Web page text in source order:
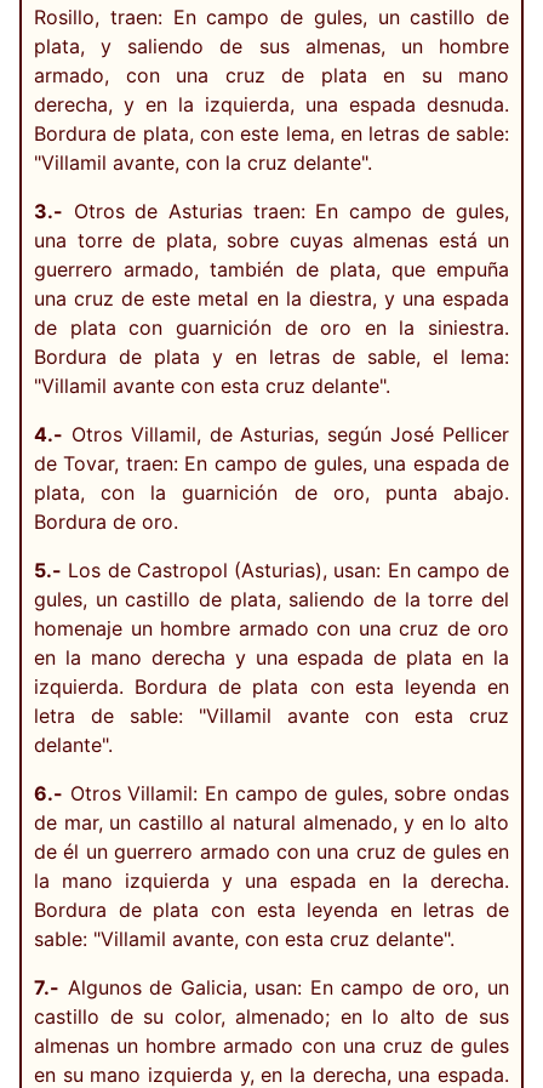
Rosillo, traen: En campo de gules, un castillo de
plata, y saliendo de sus almenas, un hombre
armado, con una cruz de plata en su mano
derecha, y en la izquierda, una espada desnuda.
Bordura de plata, con este lema, en letras de sable:
"Villamil avante, con la cruz delante".
3.- Otros de Asturias traen: En campo de gules,
una torre de plata, sobre cuyas almenas está un
guerrero armado, también de plata, que empuña
una cruz de este metal en la diestra, y una espada
de plata con guarnición de oro en la siniestra.
Bordura de plata y en letras de sable, el lema:
"Villamil avante con esta cruz delante".
4.- Otros Villamil, de Asturias, según José Pellicer
de Tovar, traen: En campo de gules, una espada de
plata, con la guarnición de oro, punta abajo.
Bordura de oro.
5.- Los de Castropol (Asturias), usan: En campo de
gules, un castillo de plata, saliendo de la torre del
homenaje un hombre armado con una cruz de oro
en la mano derecha y una espada de plata en la
izquierda. Bordura de plata con esta leyenda en
letra de sable: "Villamil avante con esta cruz
delante".
6.- Otros Villamil: En campo de gules, sobre ondas
de mar, un castillo al natural almenado, y en lo alto
de él un guerrero armado con una cruz de gules en
la mano izquierda y una espada en la derecha.
Bordura de plata con esta leyenda en letras de
sable: "Villamil avante, con esta cruz delante".
7.- Algunos de Galicia, usan: En campo de oro, un
castillo de su color, almenado; en lo alto de sus
almenas un hombre armado con una cruz de gules
en su mano izquierda y, en la derecha, una espada.